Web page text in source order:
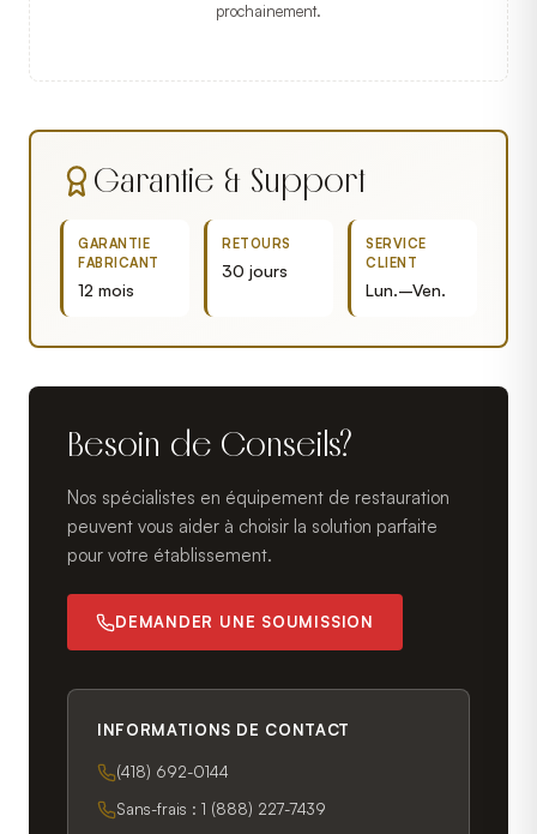
prochainement.
Garantie & Support
GARANTIE
FABRICANT
12 mois
RETOURS
30 jours
SERVICE
CLIENT
Lun.–Ven.
Besoin de Conseils?
Nos spécialistes en équipement de restauration
peuvent vous aider à choisir la solution parfaite
pour votre établissement.
DEMANDER UNE SOUMISSION
INFORMATIONS DE CONTACT
(418) 692-0144
Sans-frais : 1 (888) 227-7439